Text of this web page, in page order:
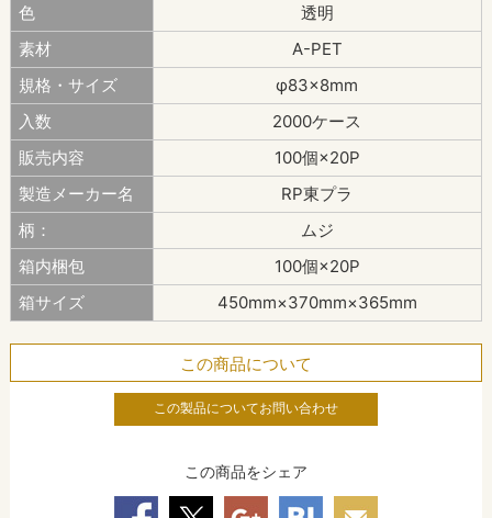
色
透明
素材
A-PET
規格・サイズ
φ83×8mm
入数
2000ケース
販売内容
100個×20P
製造メーカー名
RP東プラ
柄：
ムジ
箱内梱包
100個×20P
箱サイズ
450mm×370mm×365mm
この商品について
この製品についてお問い合わせ
この商品をシェア